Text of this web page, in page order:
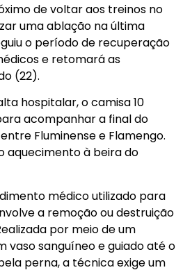
de voltar aos treinos no
uma ablação na última
o período de recuperação
e retomará as
(22).
hospitalar, o camisa 10
acompanhar a final do
Fluminense e Flamengo.
aquecimento à beira do
médico utilizado para
a remoção ou destruição
por meio de um
vaso sanguíneo e guiado até o
perna, a técnica exige um